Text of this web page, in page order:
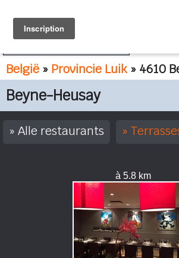
België » Provincie Luik» 4610
Beyne-Heusay
Alle restaurants
à 5.8 km